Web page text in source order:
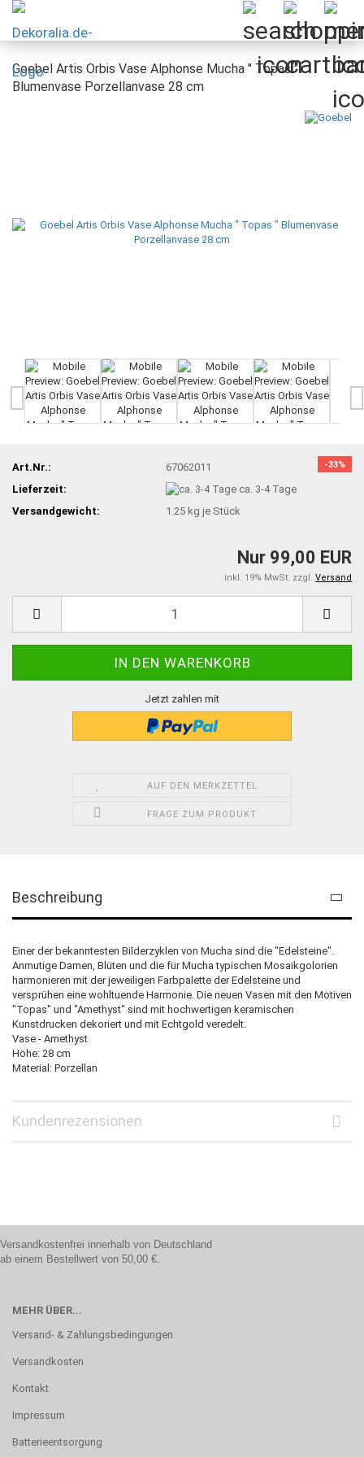
Goebel Artis Orbis Vase Alphonse Mucha " Topas "
Blumenvase Porzellanvase 28 cm
-33%
Art.Nr.:
67062011
Lieferzeit:
ca. 3-4 Tage
Versandgewicht:
1.25 kg je Stück
Nur 99,00 EUR
inkl. 19% MwSt. zzgl. Versand
Jetzt zahlen mit
AUF DEN MERKZETTEL
FRAGE ZUM PRODUKT
Beschreibung
Einer der bekanntesten Bilderzyklen von Mucha sind die "Edelsteine".
Anmutige Damen, Blüten und die für Mucha typischen Mosaikgolorien
harmonieren mit der jeweiligen Farbpalette der Edelsteine und
versprühen eine wohltuende Harmonie. Die neuen Vasen mit den Motiven
"Topas" und "Amethyst" sind mit hochwertigen keramischen
Kunstdrucken dekoriert und mit Echtgold veredelt.
Vase - Amethyst
Höhe: 28 cm
Material: Porzellan
Kundenrezensionen
Versandkostenfrei innerhalb von Deutschland
ab einem Bestellwert von 50,00 €.
MEHR ÜBER...
Versand- & Zahlungsbedingungen
Versandkosten
Kontakt
Impressum
Batterieentsorgung